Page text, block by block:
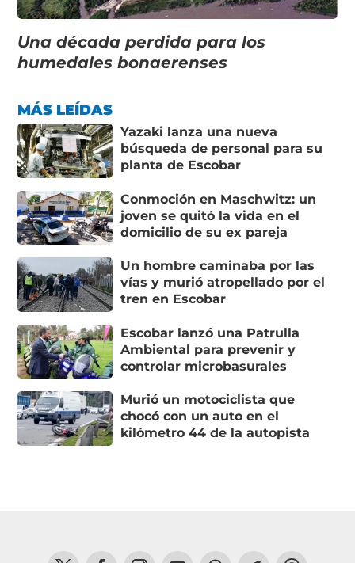
Una década perdida para los
humedales bonaerenses
MÁS LEÍDAS
Yazaki lanza una nueva
búsqueda de personal para su
planta de Escobar
Conmoción en Maschwitz: un
joven se quitó la vida en el
domicilio de su ex pareja
Un hombre caminaba por las
vías y murió atropellado por el
tren en Escobar
Escobar lanzó una Patrulla
Ambiental para prevenir y
controlar microbasurales
Murió un motociclista que
chocó con un auto en el
kilómetro 44 de la autopista